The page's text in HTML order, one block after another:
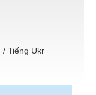
/ Tiếng Ukr